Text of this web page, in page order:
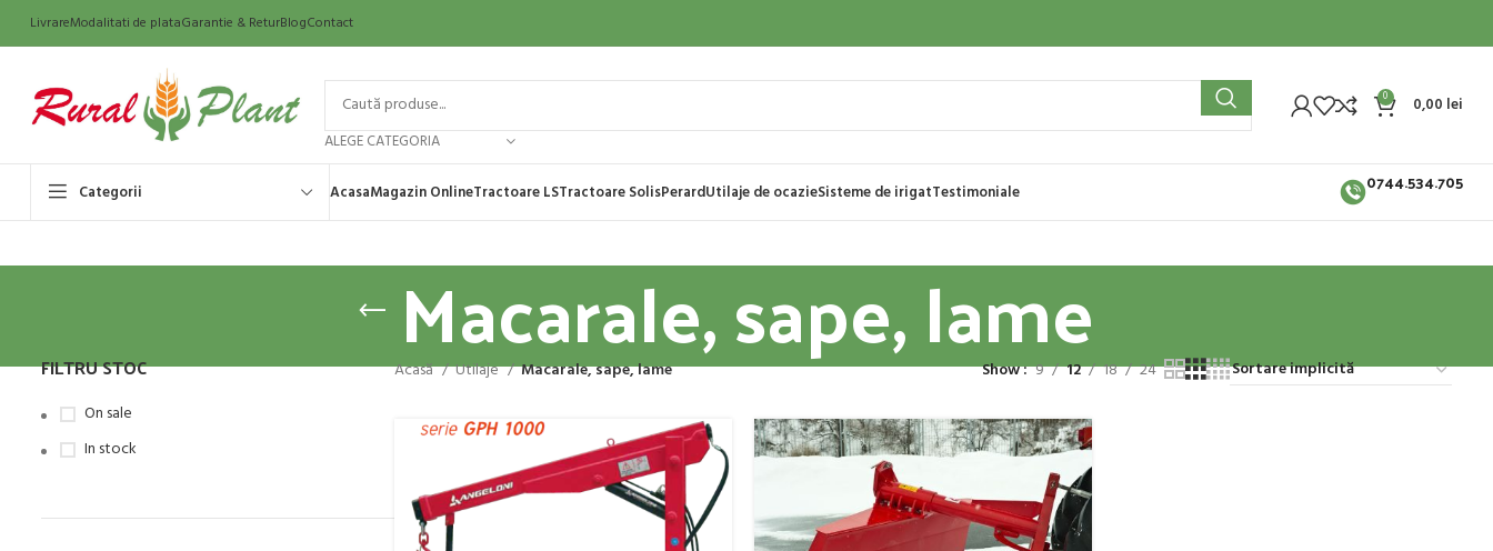
LivrareModalitati de plataGarantie & ReturBlogContact
ALEGE CATEGORIA
0 0,00 lei
Categorii AcasaMagazin OnlineTractoare LSTractoare SolisPerardUtilaje de ocazieSisteme de irigatTestimoniale 0744.534.705
Macarale, sape, lame
FILTRU STOC
On sale
In stock
Acasă Utilaje Macarale, sape, lame Show 9 12 18 24